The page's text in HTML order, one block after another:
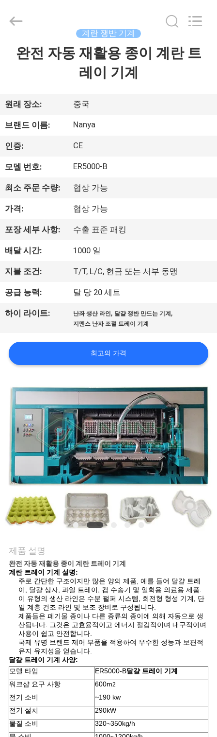
품
동
영
VR
쇼
우
대
하
여
장
여
행
품
질
관
리
연
요
뉴
스
Guangzhou
Nanya
계란 쟁반 기계
완전 자동 재활용 종이 계란 트
레이 기계
원래 장소: 중국
브랜드 이름: Nanya
인증: CE
모델 번호: ER5000-B
최소 주문 수량: 협상 가능
가격: 협상 가능
포장 세부 사항: 수출 표준 패킹
배달 시간: 1000 일
지불 조건: T/T, L/C, 현금 또는 서부 동맹
공급 능력: 달 당 20 세트
하이 라이트: 난좌 생산 라인, 달걀 쟁반 만드는 기계 ,
지멘스 난자 조절 트레이 기계
최고의 가격
제품 설명
완전 자동 재활용 종이 계란 트레이 기계
계란 트레이 기계 설명:
주로 간단한 구조이지만 많은 양의 제품, 예를 들어 달걀 트레
이, 달걀 상자, 과일 트레이, 컵 수송기 및 일회용 의료용 제품.
이 유형의 생산 라인은 수분 펄퍼 시스템, 회전형 형성 기계, 단
일 계층 건조 라인 및 보조 장비로 구성됩니다.
제품들은 폐기물 종이나 다른 종류의 종이에 의해 자동으로 생
산됩니다. 그것은 고효율적이고 에너지 절감적이며 내구적이며
사용이 쉽고 안전합니다.
국제 유명 브랜드 제어 부품을 적용하여 우수한 성능과 보편적
유지 유지성을 얻습니다.
달걀 트레이 기계 사양:
모델 타입
ER5000-B달걀 트레이 기계
워크샵 요구 사항
600m2
전기 소비
~190 kw
전기 설치
290kW
물질 소비
320~350kg/h